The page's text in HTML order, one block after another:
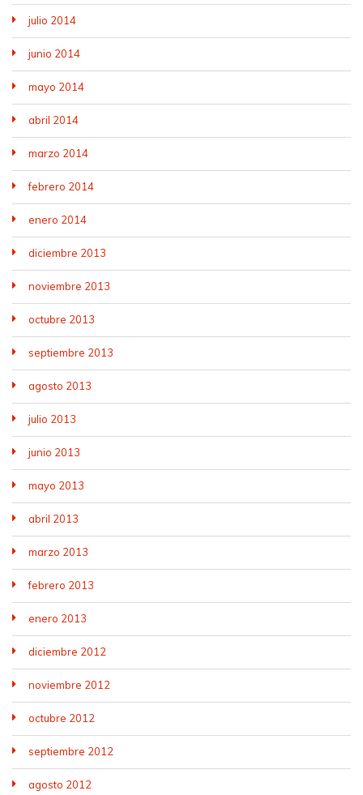
julio 2014
junio 2014
mayo 2014
abril 2014
marzo 2014
febrero 2014
enero 2014
diciembre 2013
noviembre 2013
octubre 2013
septiembre 2013
agosto 2013
julio 2013
junio 2013
mayo 2013
abril 2013
marzo 2013
febrero 2013
enero 2013
diciembre 2012
noviembre 2012
octubre 2012
septiembre 2012
agosto 2012